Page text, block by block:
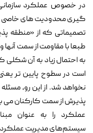
در خصوص عملکرد
گیری محدودیت های خاصی
تصمیماتی که از «منطقه
طبعا با مقاومت از سمت
به احتمال زیاد به آن شکلی
است در سطوح پایین تر
نخواهد شد. از این رو،
پذیرش از سمت کارکنان می
عملکرد را به عنوان
سیستم‌های مدیریت عملکرد